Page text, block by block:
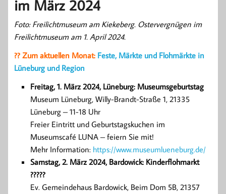
im März 2024
Foto: Freilichtmuseum am Kiekeberg. Ostervergnügen im
Freilichtmuseum am 1. April 2024.
?? Zum aktuellen Monat: Feste, Märkte und Flohmärkte in
Lüneburg und Region
Freitag, 1. März 2024, Lüneburg: Museumsgeburtstag
Museum Lüneburg, Willy-Brandt-Straße 1, 21335
Lüneburg – 11-18 Uhr
Freier Eintritt und Geburtstagskuchen im
Museumscafé LUNA – feiern Sie mit!
Mehr Information: https://www.museumlueneburg.de/
Samstag, 2. März 2024, Bardowick: Kinderflohmarkt
?????
Ev. Gemeindehaus Bardowick, Beim Dom 5B, 21357